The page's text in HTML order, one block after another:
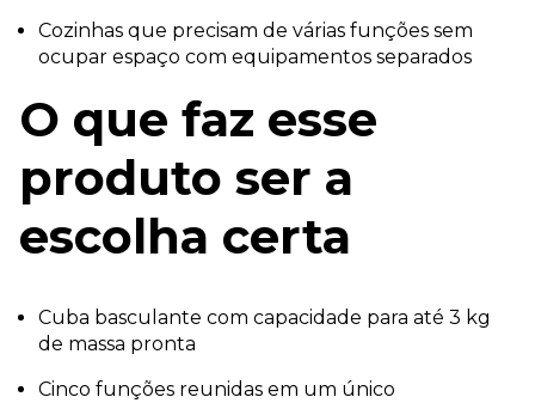
Cozinhas que precisam de várias funções sem
ocupar espaço com equipamentos separados
O que faz esse
produto ser a
escolha certa
Cuba basculante com capacidade para até 3 kg
de massa pronta
Cinco funções reunidas em um único